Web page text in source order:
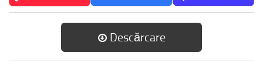
Descărcare